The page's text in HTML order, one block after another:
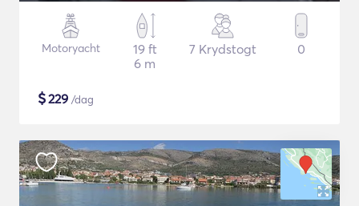
Motoryacht
19 ft
6 m
7 Krydstogt 0
$229 /dag